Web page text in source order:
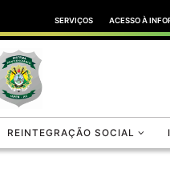
SERVIÇOS ACESSO À
REINTEGRAÇÃO SOCIAL